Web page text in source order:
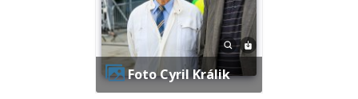
Foto Cyril Králik